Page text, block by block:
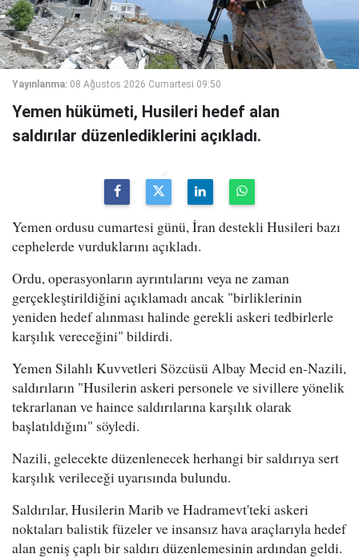
Yayınlanma: 08 Ağustos 2026 Cumartesi 09:50
Yemen hükümeti, Husileri hedef alan
saldırılar düzenlediklerini açıkladı.
Yemen ordusu cumartesi günü, İran destekli Husileri bazı
cephelerde vurduklarını açıkladı.
Ordu, operasyonların ayrıntılarını veya ne zaman
gerçekleştirildiğini açıklamadı ancak "birliklerinin
yeniden hedef alınması halinde gerekli askeri tedbirlerle
karşılık vereceğini" bildirdi.
Yemen Silahlı Kuvvetleri Sözcüsü Albay Mecid en-Nazili,
saldırıların "Husilerin askeri personele ve sivillere yönelik
tekrarlanan ve haince saldırılarına karşılık olarak
başlatıldığını" söyledi.
Nazili, gelecekte düzenlenecek herhangi bir saldırıya sert
karşılık verileceği uyarısında bulundu.
Saldırılar, Husilerin Marib ve Hadramevt'teki askeri
noktaları balistik füzeler ve insansız hava araçlarıyla hedef
alan geniş çaplı bir saldırı düzenlemesinin ardından geldi.